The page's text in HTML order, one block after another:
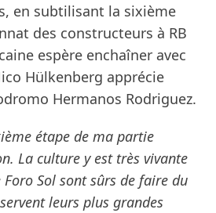
en subtilisant la sixième
des constructeurs à RB
espère enchaîner avec
Hülkenberg apprécie
Hermanos Rodriguez.
étape de ma partie
La culture y est très vivante
Sol sont sûrs de faire du
leurs plus grandes